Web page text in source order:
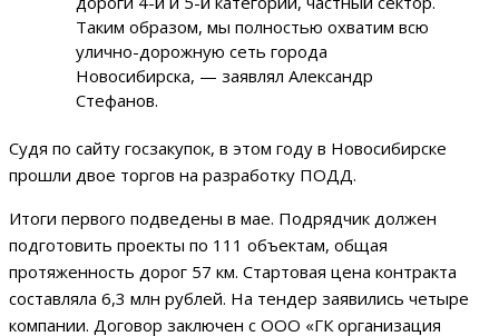
Таким образом, мы полностью охватим всю
улично-дорожную сеть города
Новосибирска, — заявлял Александр
Стефанов.
Судя по сайту госзакупок, в этом году в Новосибирске
прошли двое торгов на разработку ПОДД.
Итоги первого подведены в мае. Подрядчик должен
подготовить проекты по 111 объектам, общая
протяженность дорог 57 км. Стартовая цена контракта
составляла 6,3 млн рублей. На тендер заявились четыре
компании. Договор заключен с ООО «ГК организация